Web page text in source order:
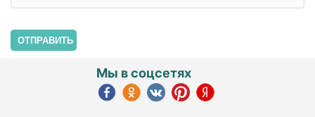
ОТПРАВИТЬ
Мы в соцсетях